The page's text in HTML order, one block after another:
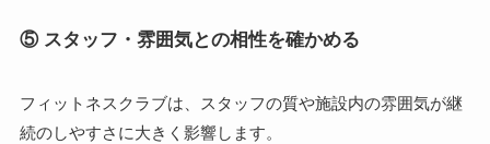
⑤ スタッフ・雰囲気との相性を確かめる
フィットネスクラブは、スタッフの質や施設内の雰囲気が継
続のしやすさに大きく影響します。